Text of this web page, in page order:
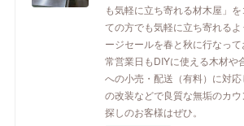
も気軽に立ち寄れる材木屋」
ての方でも気軽に立ち寄れる
ージセールを春と秋に行なっ
常営業日もDIYに使える木材や
への小売・配送（有料）に対
の改装などで良質な無垢のカ
探しのお客様はぜひ。